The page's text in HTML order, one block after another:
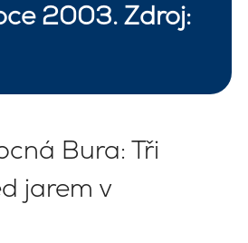
2003. Zdroj:
Bura: Tři
jarem v